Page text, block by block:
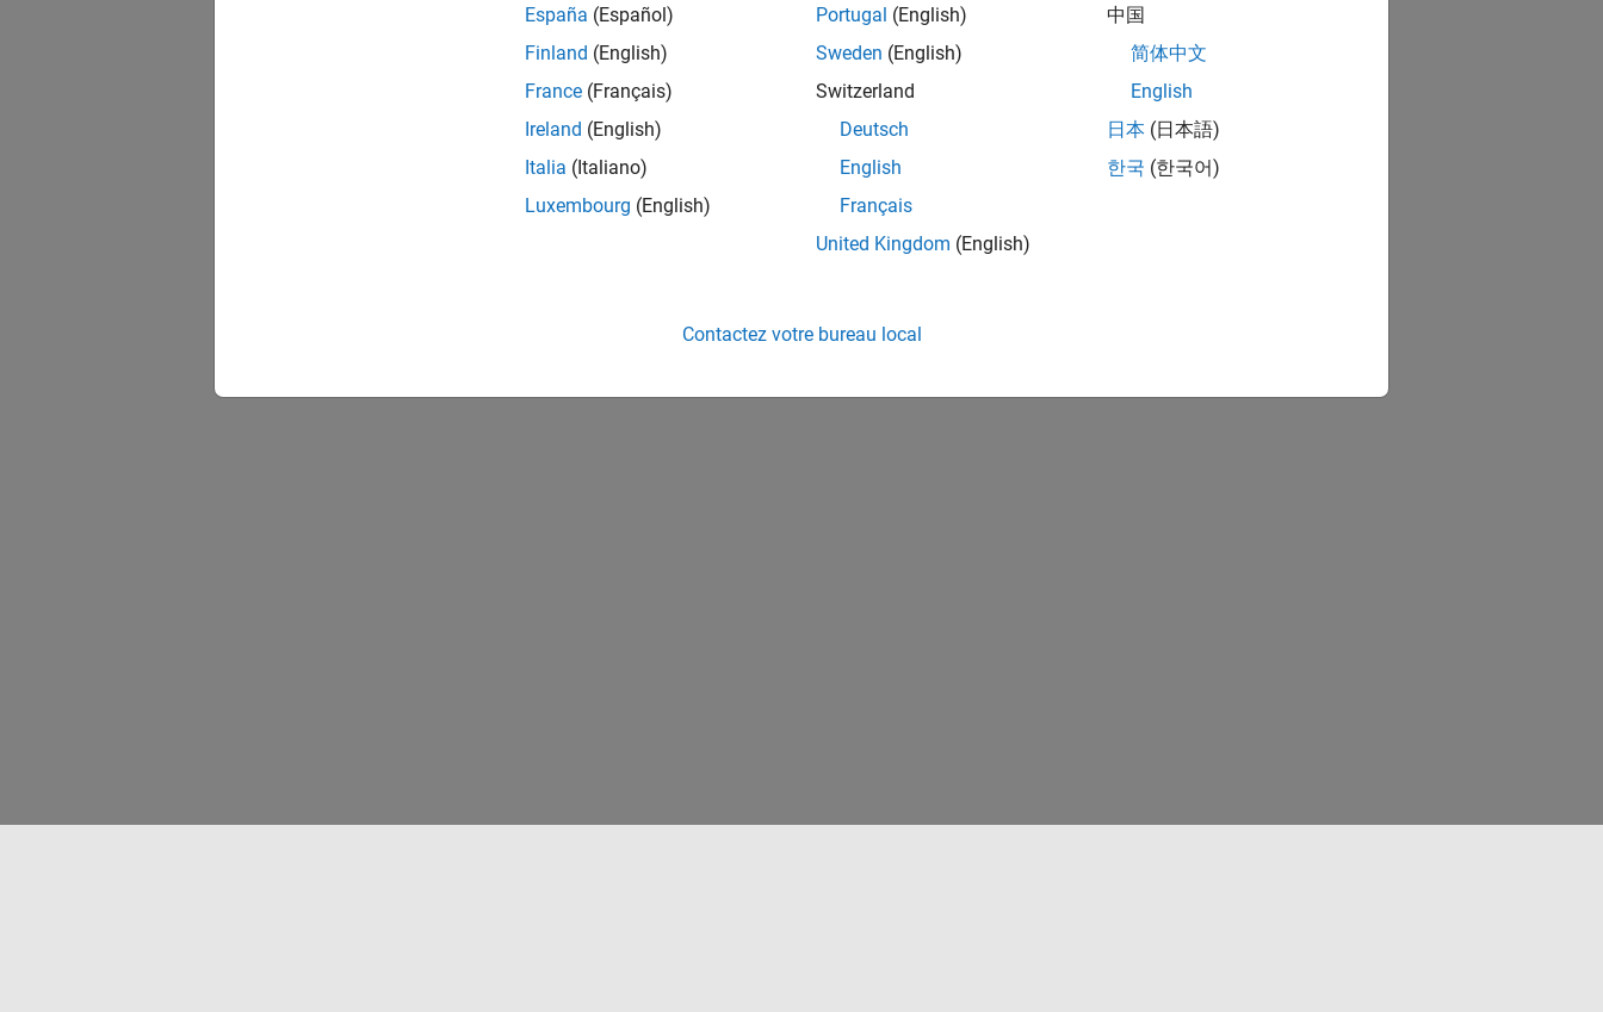
España (Español)
Finland (English)
France (Français)
Ireland (English)
Italia (Italiano)
Luxembourg (English)
Portugal (English)
Sweden (English)
Switzerland
Deutsch
English
Français
United Kingdom (English)
中国
简体中文
English
日本 (日本語)
한국 (한국어)
Contactez votre bureau local